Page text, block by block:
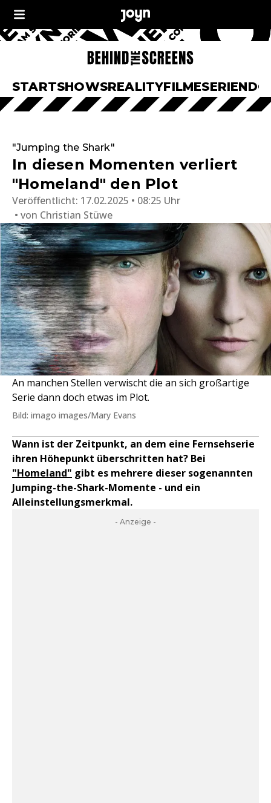
STARTSHOWSREALITYFILMESERIEN
"Jumping the Shark"
In diesen Momenten verliert
"Homeland" den Plot
Veröffentlicht: 17.02.2025 • 08:25 Uhr
von Christian Stüwe
An manchen Stellen verwischt die an sich großartige
Serie dann doch etwas im Plot.
Bild: imago images/Mary Evans
Wann ist der Zeitpunkt, an dem eine Fernsehserie
ihren Höhepunkt überschritten hat? Bei
"Homeland" gibt es mehrere dieser sogenannten
Jumping-the-Shark-Momente - und ein
Alleinstellungsmerkmal.
- Anzeige -